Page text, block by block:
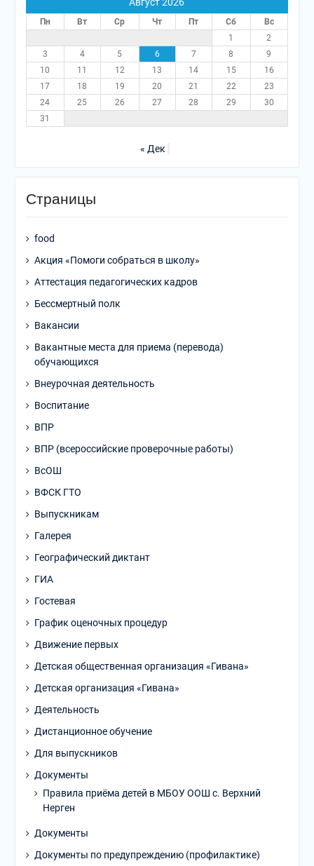
Пн Вт Ср Чт Пт Сб
Вс
1
2
3
4 5 6 7 8
9
10
11 12 13 14 15
16
17
18 19 20 21 22
23
24
25 26 27 28 29
30
31
« Дек
Страницы
food
Акция «Помоги собраться в школу»
Аттестация педагогических кадров
Бессмертный полк
Вакансии
Вакантные места для приема (перевода)
обучающихся
Внеурочная деятельность
Воспитание
ВПР
ВПР (всероссийские проверочные работы)
ВсОШ
ВФСК ГТО
Выпускникам
Галерея
Географический диктант
ГИА
Гостевая
График оценочных процедур
Движение первых
Детская общественная организация «Гивана»
Детская организация «Гивана»
Деятельность
Дистанционное обучение
Для выпускников
Документы
Правила приёма детей в МБОУ ООШ с. Верхний
Нерген
Документы
Документы по предупреждению (профилактике)